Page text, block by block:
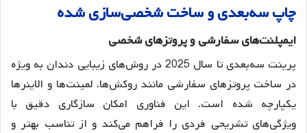
چاپسهبعدیوساختشخصیسازیشده
ایمپلنتهایسفارشیوپروتزهایشخصی
پرینت سه‌بعدی تا سال 2025 در روش‌های زیبایی دندان به ویژه
در ساخت پروتزهای سفارشی مانند روکش‌ها، لمینت‌ها و الاینرها
یکپارچه شده است. این فناوری امکان سازگاری دقیق با
ویژگی‌های تشریحی فردی را فراهم می‌کند و از تناسب بهتر و